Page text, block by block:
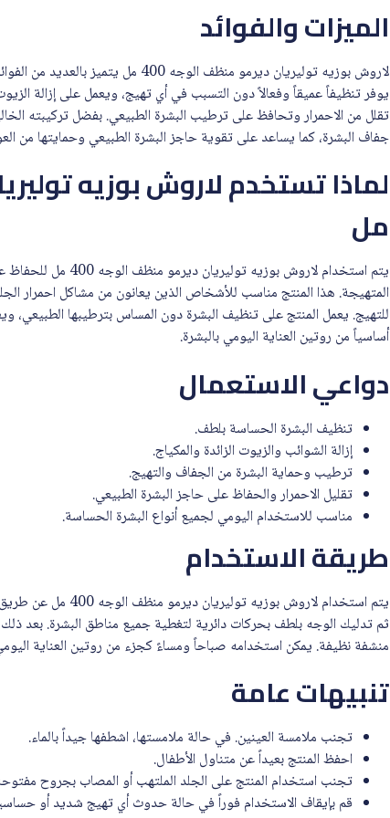
الميزات والفوائد
لاروش بوزيه توليريان ديرمو منظف
يوفر تنظيفاً عميقاً وفعالاً دون التسبب في أي تهيج، ويعمل على إزالة
تقلل من الاحمرار وتحافظ على ترطيب البشرة الطبيعي. بفضل تركيبته
جفاف البشرة، كما يساعد على تقوية حاجز البشرة الطبيعي وحمايتها من
مل
يتم استخدام لاروش
المتهيجة. هذا المنتج مناسب للأشخاص الذين يعانون من مشاكل احمرار
للتهيج. يعمل المنتج على تنظيف البشرة دون المساس بترطيبها الطبيعي،
أساسياً من روتين العناية اليومي بالبشرة.
دواعي الاستعمال
تنظيف البشرة الحساسة بلطف.
إزالة الشوائب والزيوت الزائدة والمكياج.
ترطيب وحماية البشرة من الجفاف والتهيج.
تقليل الاحمرار والحفاظ على حاجز البشرة الطبيعي.
مناسب للاستخدام اليومي لجميع أنواع البشرة الحساسة.
طريقة الاستخدام
يتم استخدام لاروش
ثم تدليك الوجه بلطف بحركات دائرية لتغطية جميع مناطق البشرة. بعد
منشفة نظيفة. يمكن استخدامه صباحاً ومساءً كجزء من روتين العناية
تنبيهات عامة
تجنب ملامسة العينين. في حالة ملامستها، اشطفها جيداً بالماء.
احفظ المنتج بعيداً عن متناول الأطفال.
تجنب استخدام المنتج على الجلد الملتهب أو المصاب بجروح
قم بإيقاف الاستخدام فوراً في حالة حدوث أي تهيج شديد أو